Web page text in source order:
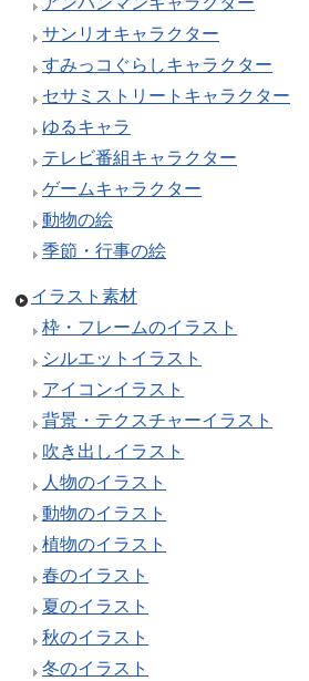
サンリオキャラクター
すみっコぐらしキャラクター
セサミストリートキャラクター
ゆるキャラ
テレビ番組キャラクター
ゲームキャラクター
動物の絵
季節・行事の絵
イラスト素材
枠・フレームのイラスト
シルエットイラスト
アイコンイラスト
背景・テクスチャーイラスト
吹き出しイラスト
人物のイラスト
動物のイラスト
植物のイラスト
春のイラスト
夏のイラスト
秋のイラスト
冬のイラスト